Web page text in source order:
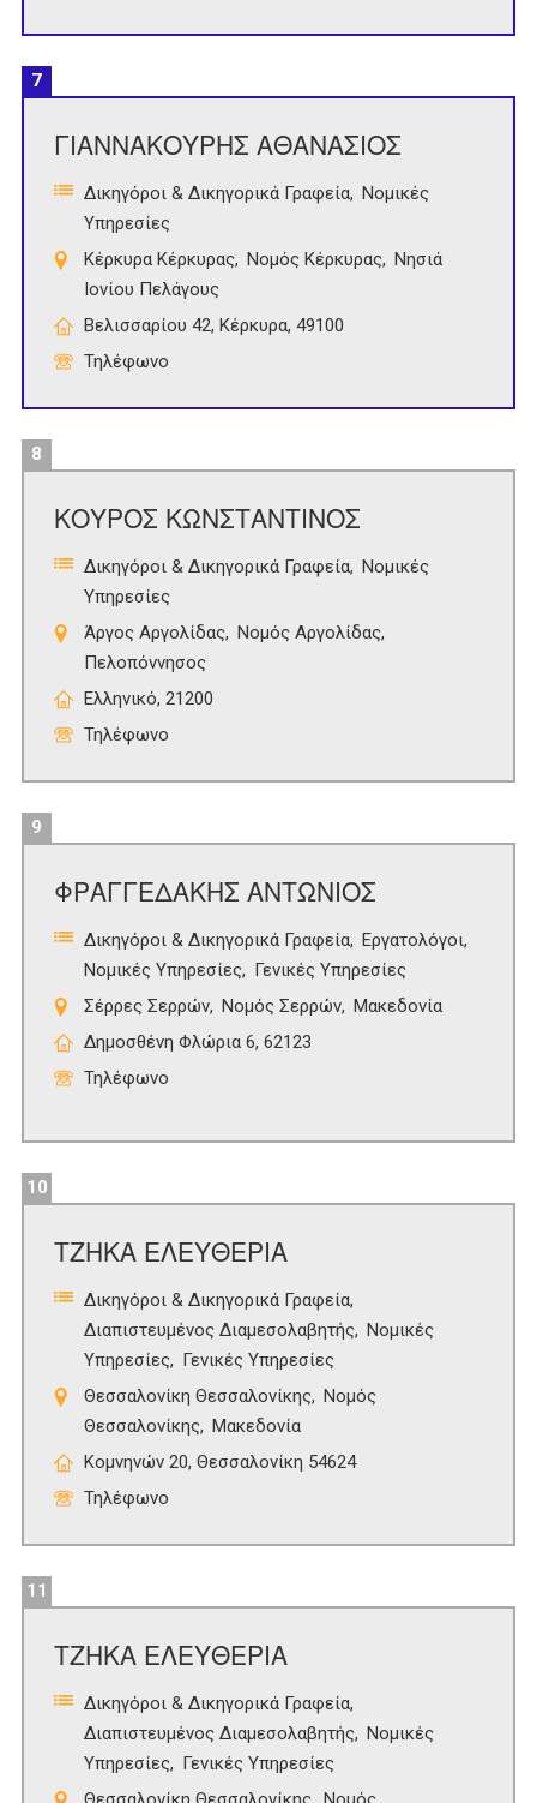
7
ΓΙΑΝΝΑΚΟΥΡΗΣ ΑΘΑΝΑΣΙΟΣ
Δικηγόροι & Δικηγορικά Γραφεία
Νομικές
Υπηρεσίες
Κέρκυρα Κέρκυρας
Νομός Κέρκυρας
Νησιά
Ιονίου Πελάγους
Βελισσαρίου 42, Κέρκυρα, 49100
Τηλέφωνο
8
ΚΟΥΡΟΣ ΚΩΝΣΤΑΝΤΙΝΟΣ
Δικηγόροι & Δικηγορικά Γραφεία
Νομικές
Υπηρεσίες
Άργος Αργολίδας
Νομός Αργολίδας
Πελοπόννησος
Ελληνικό, 21200
Τηλέφωνο
9
ΦΡΑΓΓΕΔΑΚΗΣ ΑΝΤΩΝΙΟΣ
Δικηγόροι & Δικηγορικά Γραφεία
Εργατολόγοι
Νομικές Υπηρεσίες
Γενικές Υπηρεσίες
Σέρρες Σερρών
Νομός Σερρών
Μακεδονία
Δημοσθένη Φλώρια 6, 62123
Τηλέφωνο
10
ΤΖΗΚΑ ΕΛΕΥΘΕΡΙΑ
Δικηγόροι & Δικηγορικά Γραφεία
Διαπιστευμένος Διαμεσολαβητής
Νομικές
Υπηρεσίες
Γενικές Υπηρεσίες
Θεσσαλονίκη Θεσσαλονίκης
Νομός
Θεσσαλονίκης
Μακεδονία
Κομνηνών 20, Θεσσαλονίκη 54624
Τηλέφωνο
11
ΤΖΗΚΑ ΕΛΕΥΘΕΡΙΑ
Δικηγόροι & Δικηγορικά Γραφεία
Διαπιστευμένος Διαμεσολαβητής
Νομικές
Υπηρεσίες
Γενικές Υπηρεσίες